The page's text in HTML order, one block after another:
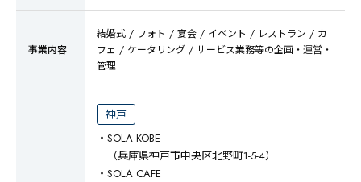
事業内容
結婚式 / フォト / 宴会 / イベント / レストラン / カ
フェ / ケータリング / サービス業務等の企画・運営・
管理
神戸
・SOLA KOBE
（兵庫県神戸市中央区北野町1-5-4）
・SOLA CAFE